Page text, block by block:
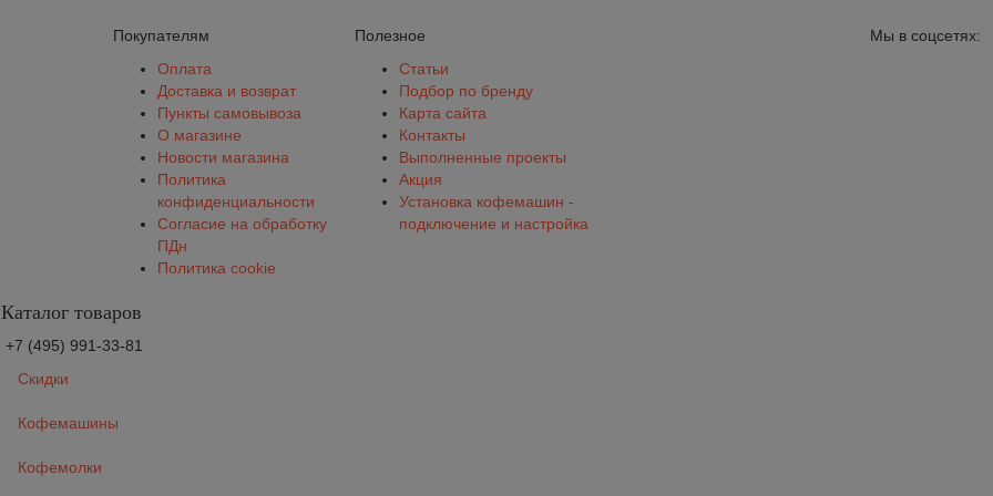
Покупателям
Оплата
Доставка и возврат
Пункты самовывоза
О магазине
Новости магазина
Политика
конфиденциальности
Согласие на обработку
ПДн
Политика cookie
Полезное
Статьи
Подбор по бренду
Карта сайта
Контакты
Выполненные проекты
Акция
Установка кофемашин -
подключение и настройка
Мы в соцсетях:
Каталог товаров
+7 (495) 991-33-81
Скидки
Кофемашины
Кофемолки